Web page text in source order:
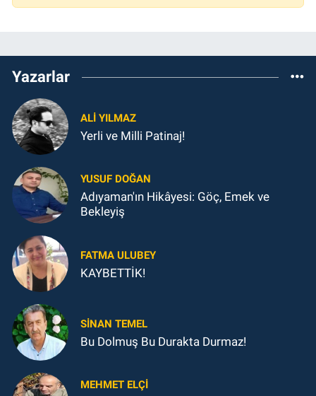
Yazarlar
ALI YILMAZ
Yerli ve Milli Patinaj!
YUSUF DOĞAN
Adıyaman'ın Hikâyesi: Göç, Emek ve
Bekleyiş
FATMA ULUBEY
KAYBETTİK!
SINAN TEMEL
Bu Dolmuş Bu Durakta Durmaz!
MEHMET ELÇI